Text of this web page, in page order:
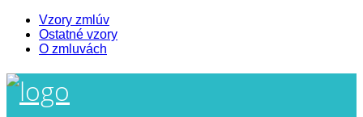
Vzory zmlúv
Ostatné vzory
O zmluvách
Skip
content